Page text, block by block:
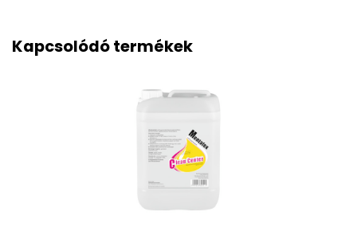
Kapcsolódó termékek